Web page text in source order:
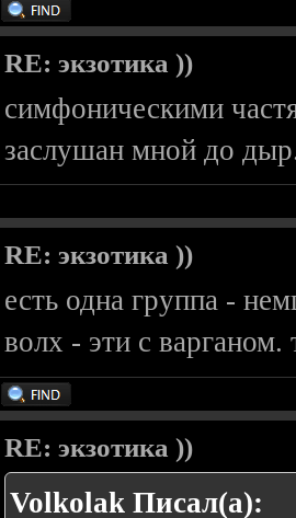
RE: экзотика ))
симфоническими
заслушан мной до
RE: экзотика ))
есть одна группа -
волх - эти с
RE: экзотика ))
Volkolak Писал(а):